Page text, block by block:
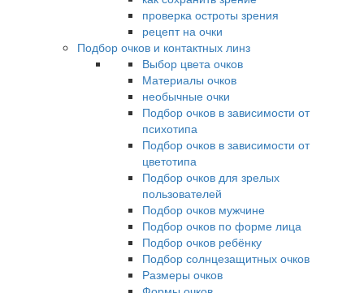
проверка остроты зрения
рецепт на очки
Подбор очков и контактных линз
Выбор цвета очков
Материалы очков
необычные очки
Подбор очков в зависимости от
психотипа
Подбор очков в зависимости от
цветотипа
Подбор очков для зрелых
пользователей
Подбор очков мужчине
Подбор очков по форме лица
Подбор очков ребёнку
Подбор солнцезащитных очков
Размеры очков